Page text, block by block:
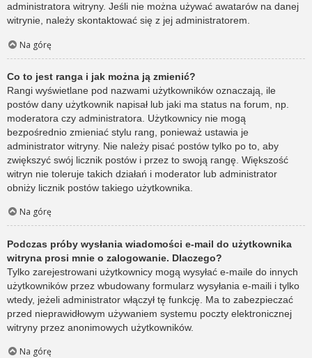
administratora witryny. Jeśli nie można używać awatarów na danej
witrynie, należy skontaktować się z jej administratorem.
Na górę
Co to jest ranga i jak można ją zmienić?
Rangi wyświetlane pod nazwami użytkowników oznaczają, ile
postów dany użytkownik napisał lub jaki ma status na forum, np.
moderatora czy administratora. Użytkownicy nie mogą
bezpośrednio zmieniać stylu rang, ponieważ ustawia je
administrator witryny. Nie należy pisać postów tylko po to, aby
zwiększyć swój licznik postów i przez to swoją rangę. Większość
witryn nie toleruje takich działań i moderator lub administrator
obniży licznik postów takiego użytkownika.
Na górę
Podczas próby wysłania wiadomości e-mail do użytkownika
witryna prosi mnie o zalogowanie. Dlaczego?
Tylko zarejestrowani użytkownicy mogą wysyłać e-maile do innych
użytkowników przez wbudowany formularz wysyłania e-maili i tylko
wtedy, jeżeli administrator włączył tę funkcję. Ma to zabezpieczać
przed nieprawidłowym używaniem systemu poczty elektronicznej
witryny przez anonimowych użytkowników.
Na górę